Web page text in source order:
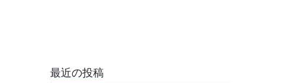
最近の投稿